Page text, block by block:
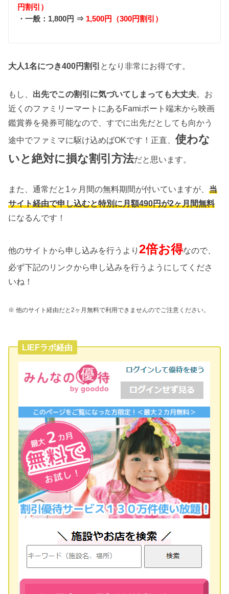
円割引）
・一般：1,800円 ⇒ 1,500円（300円割引）
大人1名につき400円割引 となり非常にお得です。
もし、 出先でこの割引に気づいてしまっても大丈夫。お
近くのファミリーマートにあるFamiポート端末から映画
鑑賞券を発券可能なので、すでに出先だとしても向かう
途中でファミマに駆け込めばOKです！正直、使わな
いと絶対に損な割引方法だと思います。
また、通常だと1ヶ月間の無料期間が付いていますが、当
サイト経由で申し込むと特別に月額490円が2ヶ月間無料
になるんです！
他のサイトから申し込みを行うより 2倍お得なので、
必ず下記のリンクから申し込みを行うようにしてくださ
いね！
※ 他のサイト経由だと2ヶ月無料で利用できませんのでご注意ください。
LIEFラボ経由